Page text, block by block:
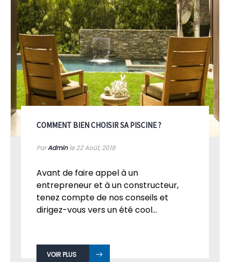
COMMENT BIEN CHOISIR SA PISCINE ?
ParAdminle 22Août, 2018
Avant de faire appel à un
entrepreneur et à un constructeur,
tenez compte de nos conseils et
dirigez-vous vers un été cool...
VOIR PLUS